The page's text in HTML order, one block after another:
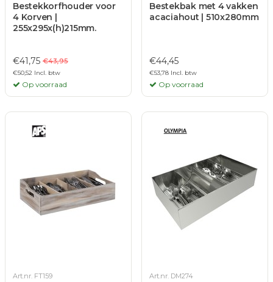
Bestekkorfhouder voor
4 Korven |
255x295x(h)215mm.
€41,75 €43,95
€50,52 Incl. btw
Op voorraad
Bestekbak met 4 vakken
acaciahout | 510x280mm
€44,45
€53,78 Incl. btw
Op voorraad
Art.nr. FT159 Art.nr. DM274